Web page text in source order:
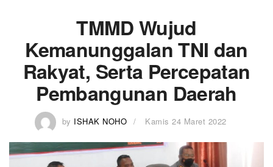
TMMD Wujud
Kemanunggalan TNI dan
Rakyat, Serta Percepatan
Pembangunan Daerah
by ISHAK NOHO Kamis 24 Maret 2022